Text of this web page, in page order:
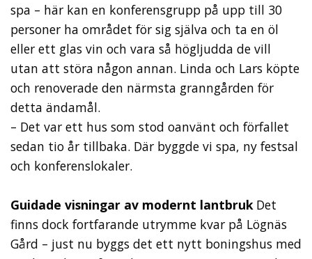
spa – här kan en konferensgrupp på upp till 30
personer ha området för sig själva och ta en öl
eller ett glas vin och vara så högljudda de vill
utan att störa någon annan. Linda och Lars köpte
och renoverade den närmsta granngården för
detta ändamål.
– Det var ett hus som stod oanvänt och förfallet
sedan tio år tillbaka. Där byggde vi spa, ny festsal
och konferenslokaler.
Guidade visningar av modernt lantbruk Det
finns dock fortfarande utrymme kvar på Lögnäs
Gård – just nu byggs det ett nytt boningshus med